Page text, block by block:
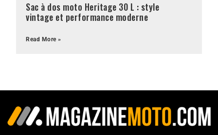
Sac à dos moto Heritage 30 L : style
vintage et performance moderne
Read More »